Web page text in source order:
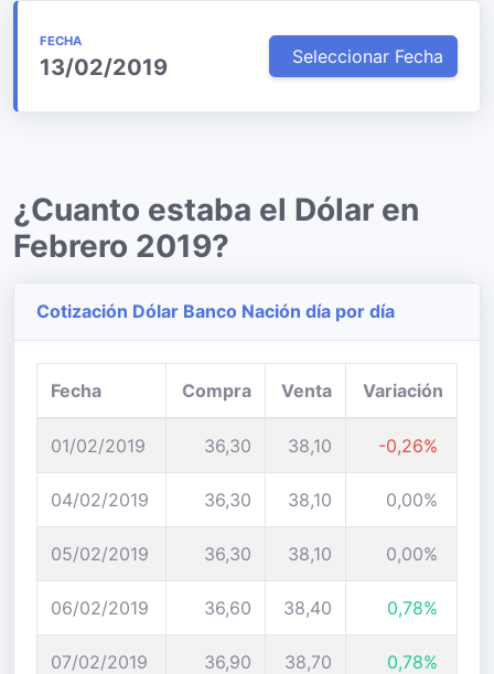
FECHA
13/02/2019 Seleccionar Fecha
¿Cuanto estaba el Dólar en
Febrero 2019?
Cotización Dólar Banco Nación día por día
Fecha Compra Venta Variación
01/02/2019 36,30 38,10 -0,26%
04/02/2019 36,30 38,10 0,00%
05/02/2019 36,30 38,10 0,00%
06/02/2019 36,60 38,40 0,78%
07/02/2019 36,90 38,70 0,78%